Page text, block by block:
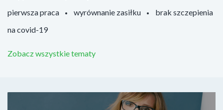
pierwsza praca
wyrównanie zasiłku
brak szczepienia
na covid-19
Zobacz wszystkie tematy